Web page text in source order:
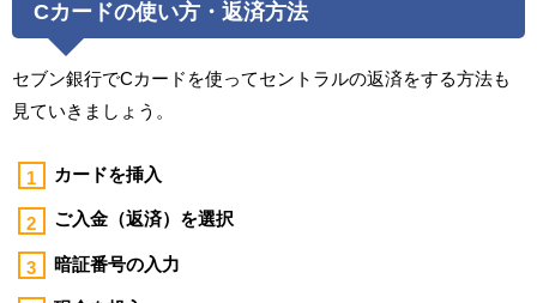
Cカードの使い方・返済方法
セブン銀行でCカードを使ってセントラルの返済をする方法も
見ていきましょう。
カードを挿入
ご入金（返済）を選択
暗証番号の入力